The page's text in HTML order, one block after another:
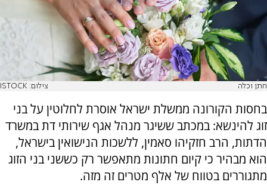
חתן וכלה צילום: ISTOCK
בחסות הקורונה ממשלת ישראל אוסרת לחלוטין על בני
זוג להינשא: במכתב ששיגר מנהל אגף שירותי דת במשרד
הדתות, הרב חזקיהו סאמין, ללשכות הנישואין בישראל,
הוא מבהיר כי קיום חתונות מתאפשר רק כששני בני הזוג
מתגוררים בטווח של אלף מטרים זה מזה.